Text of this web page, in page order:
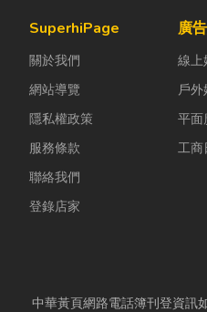
SuperhiPage
關於我們
網站導覽
隱私權政策
服務條款
聯絡我們
登錄店家
廣
線上
戶外
平面
工商
中華黃頁網路電話簿刊登資訊